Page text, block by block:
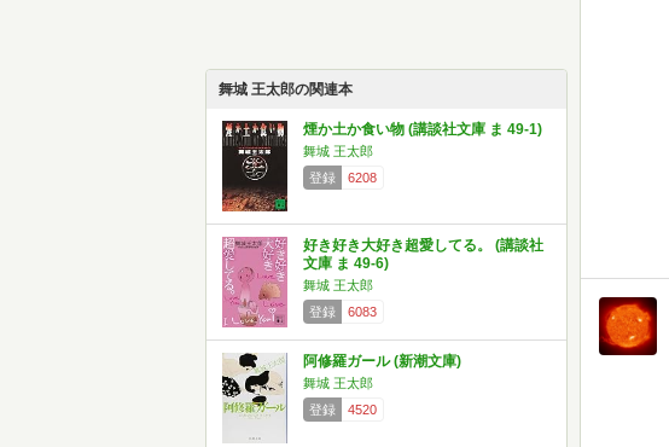
舞城 王太郎の関連本
煙か土か食い物 (講談社文庫 ま 49-1)
舞城 王太郎
登録
6208
好き好き大好き超愛してる。 (講談社
文庫 ま 49-6)
舞城 王太郎
登録
6083
阿修羅ガール (新潮文庫)
舞城 王太郎
登録
4520